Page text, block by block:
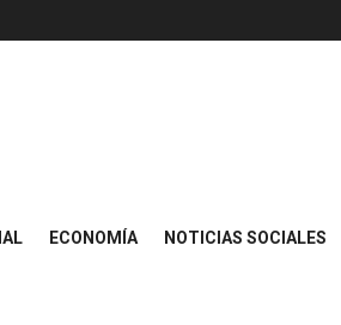
ECONOMÍA NOTICIAS SOCIALES